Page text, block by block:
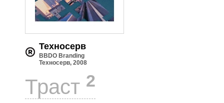
Техносерв
BBDO Branding
Техносерв, 2008
Траст 2